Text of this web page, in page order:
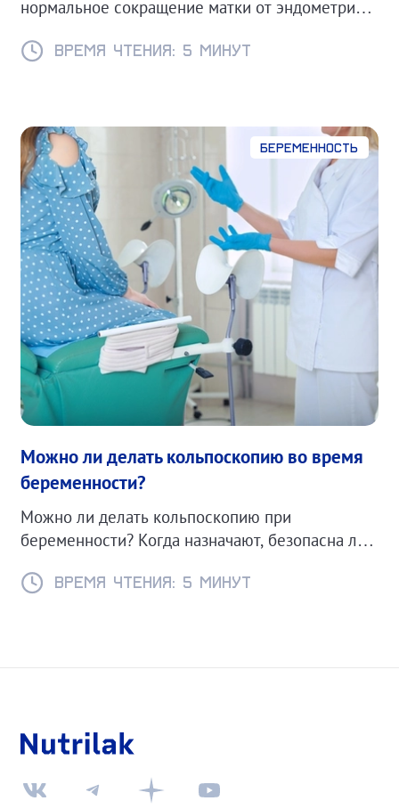
нормальное сокращение матки от эндометрита
Время чтения: 5 минут
Беременность
Можно ли делать кольпоскопию во время
беременности?
Можно ли делать кольпоскопию при
беременности? Когда назначают, безопасна ли
Время чтения: 5 минут